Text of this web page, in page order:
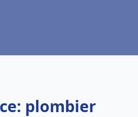
plombier